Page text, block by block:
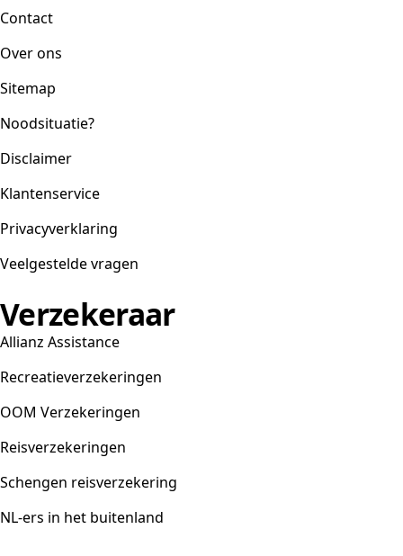
Contact
Over ons
Sitemap
Noodsituatie?
Disclaimer
Klantenservice
Privacyverklaring
Veelgestelde vragen
Verzekeraar
Allianz Assistance
Recreatieverzekeringen
OOM Verzekeringen
Reisverzekeringen
Schengen reisverzekering
NL-ers in het buitenland